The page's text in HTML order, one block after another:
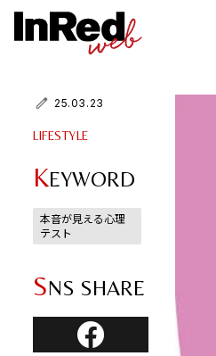
25.03.23
LIFESTYLE
KEYWORD
本音が見える心理
テスト
SNS SHARE